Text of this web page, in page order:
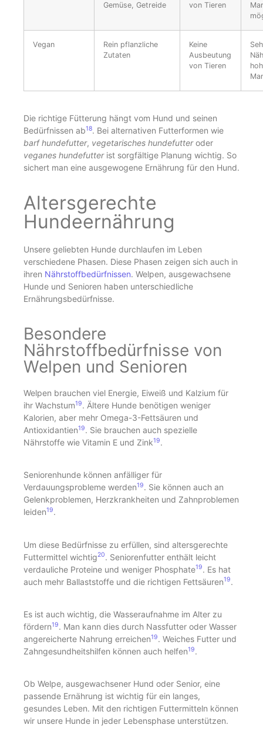
Gemüse, Getreide
von Tieren
Vegan
Rein pflanzliche
Zutaten
Keine
Ausbeutung
von Tieren
Die richtige Fütterung hängt vom Hund und seinen
Bedürfnissen ab18. Bei alternativen Futterformen wie
barf hundefutter, vegetarisches hundefutteroder
veganes hundefutterist sorgfältige Planung wichtig. So
sichert man eine ausgewogene Ernährung für den Hund.
Altersgerechte
Hundeernährung
Unsere geliebten Hunde durchlaufen im Leben
verschiedene Phasen. Diese Phasen zeigen sich auch in
ihren Nährstoffbedürfnissen. Welpen, ausgewachsene
Hunde und Senioren haben unterschiedliche
Ernährungsbedürfnisse.
Besondere
Nährstoffbedürfnisse von
Welpen und Senioren
Welpen brauchen viel Energie, Eiweiß und Kalzium für
ihr Wachstum19. Ältere Hunde benötigen weniger
Kalorien, aber mehr Omega-3-Fettsäuren und
Antioxidantien19. Sie brauchen auch spezielle
Nährstoffe wie Vitamin E und Zink19.
Seniorenhunde können anfälliger für
Verdauungsprobleme werden19. Sie können auch an
Gelenkproblemen, Herzkrankheiten und Zahnproblemen
leiden19.
Um diese Bedürfnisse zu erfüllen, sind altersgerechte
Futtermittel wichtig20. Seniorenfutter enthält leicht
verdauliche Proteine und weniger Phosphate19. Es hat
auch mehr Ballaststoffe und die richtigen Fettsäuren19.
Es ist auch wichtig, die Wasseraufnahme im Alter zu
fördern19. Man kann dies durch Nassfutter oder Wasser
angereicherte Nahrung erreichen19. Weiches Futter und
Zahngesundheitshilfen können auch helfen19.
Ob Welpe, ausgewachsener Hund oder Senior, eine
passende Ernährung ist wichtig für ein langes,
gesundes Leben. Mit den richtigen Futtermitteln können
wir unsere Hunde in jeder Lebensphase unterstützen.